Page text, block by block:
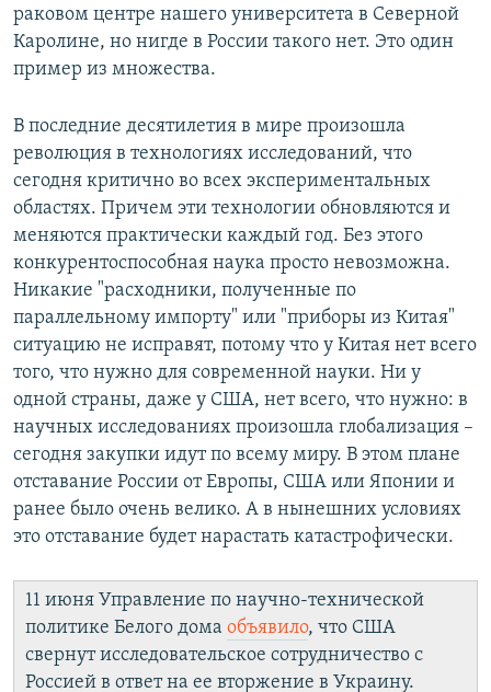
раковом центре нашего университета в Северной
Каролине, но нигде в России такого нет. Это один
пример из множества.
В последние десятилетия в мире произошла
революция в технологиях исследований, что
сегодня критично во всех экспериментальных
областях. Причем эти технологии обновляются и
меняются практически каждый год. Без этого
конкурентоспособная наука просто невозможна.
Никакие "расходники, полученные по
параллельному импорту" или "приборы из Китая"
ситуацию не исправят, потому что у Китая нет всего
того, что нужно для современной науки. Ни у
одной страны, даже у США, нет всего, что нужно: в
научных исследованиях произошла глобализация –
сегодня закупки идут по всему миру. В этом плане
отставание России от Европы, США или Японии и
ранее было очень велико. А в нынешних условиях
это отставание будет нарастать катастрофически.
11 июня Управление по научно-технической
политике Белого дома объявило, что США
свернут исследовательское сотрудничество с
Россией в ответ на ее вторжение в Украину.